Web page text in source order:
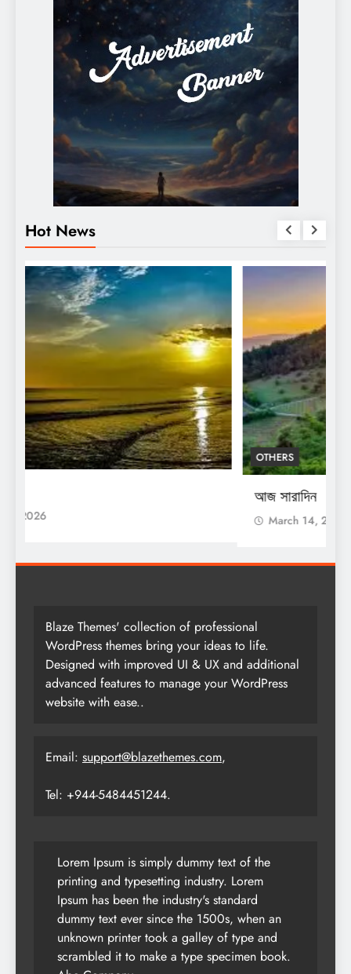
Hot News
OTHERS
Blaze Themes' collection of professional
WordPress themes bring your ideas to life.
Designed with improved UI & UX and additional
advanced features to manage your WordPress
website with ease..
Email: support@blazethemes.com,
Tel: +944-5484451244.
Lorem Ipsum is simply dummy text of the
printing and typesetting industry. Lorem
Ipsum has been the industry's standard
dummy text ever since the 1500s, when an
unknown printer took a galley of type and
scrambled it to make a type specimen book.